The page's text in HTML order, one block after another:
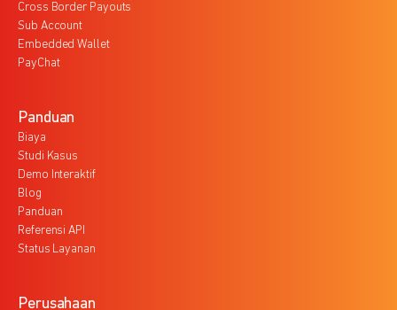
Cross Border Payouts
Sub Account
Embedded Wallet
PayChat
Panduan
Biaya
Studi Kasus
Demo Interaktif
Blog
Panduan
Referensi API
Status Layanan
Perusahaan